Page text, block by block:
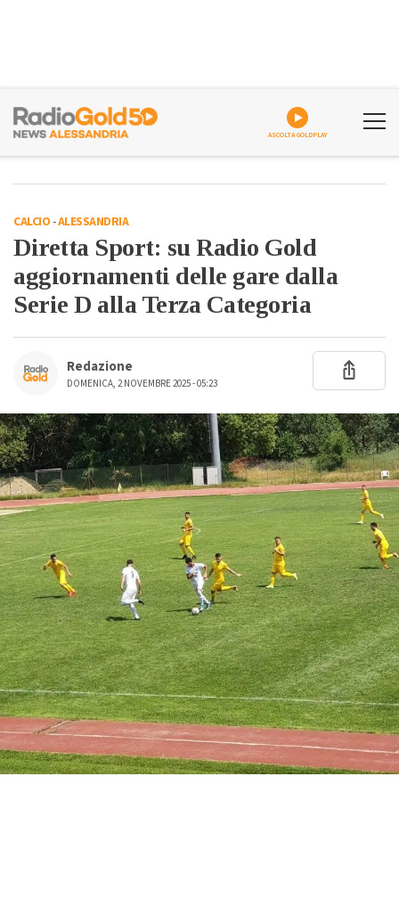
ASCOLTA GOLDPLAY
CALCIO-ALESSANDRIA
Diretta Sport: su Radio Gold
aggiornamenti delle gare dalla
Serie D alla Terza Categoria
Redazione
DOMENICA, 2 NOVEMBRE 2025 - 05:23